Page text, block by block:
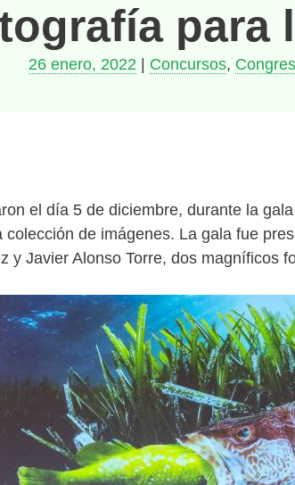
para
26 enero, 2022| Concursos,
el día 5 de diciembre, durante la
de imágenes. La gala fue
Javier Alonso Torre, dos magníficos